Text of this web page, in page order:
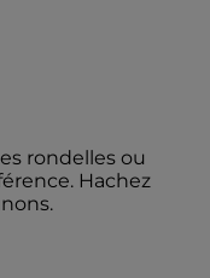
rondelles ou
Hachez